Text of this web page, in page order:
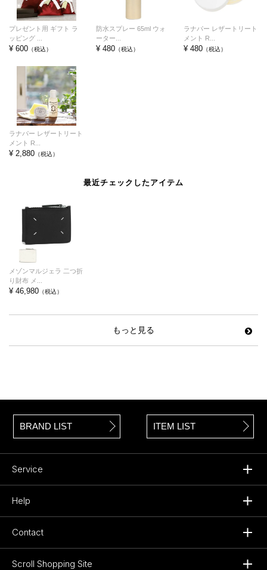
プレゼント用 ギフト ラ
ッピング ...
¥ 600 （税込）
防水スプレー 65ml ウォ
ーター...
¥ 480 （税込）
ラナパー レザートリート
メント R...
¥ 480（税込）
ラナパー レザートリート
メント R...
¥ 2,880 （税込）
最近チェックしたアイテム
メゾンマルジェラ 二つ折
り財布 メ...
¥ 46,980 （税込）
もっと見る
BRAND LIST ITEM LIST
Service
Help
Contact
Scroll Shopping Site